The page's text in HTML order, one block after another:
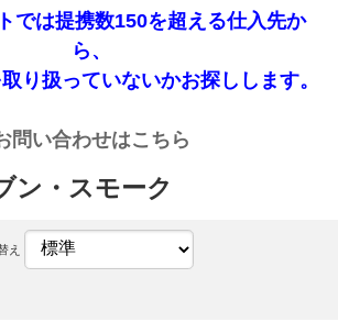
では提携数150を超える仕入先か
ら、
り扱っていないかお探しします。
問い合わせはこちら
ン・スモーク
え